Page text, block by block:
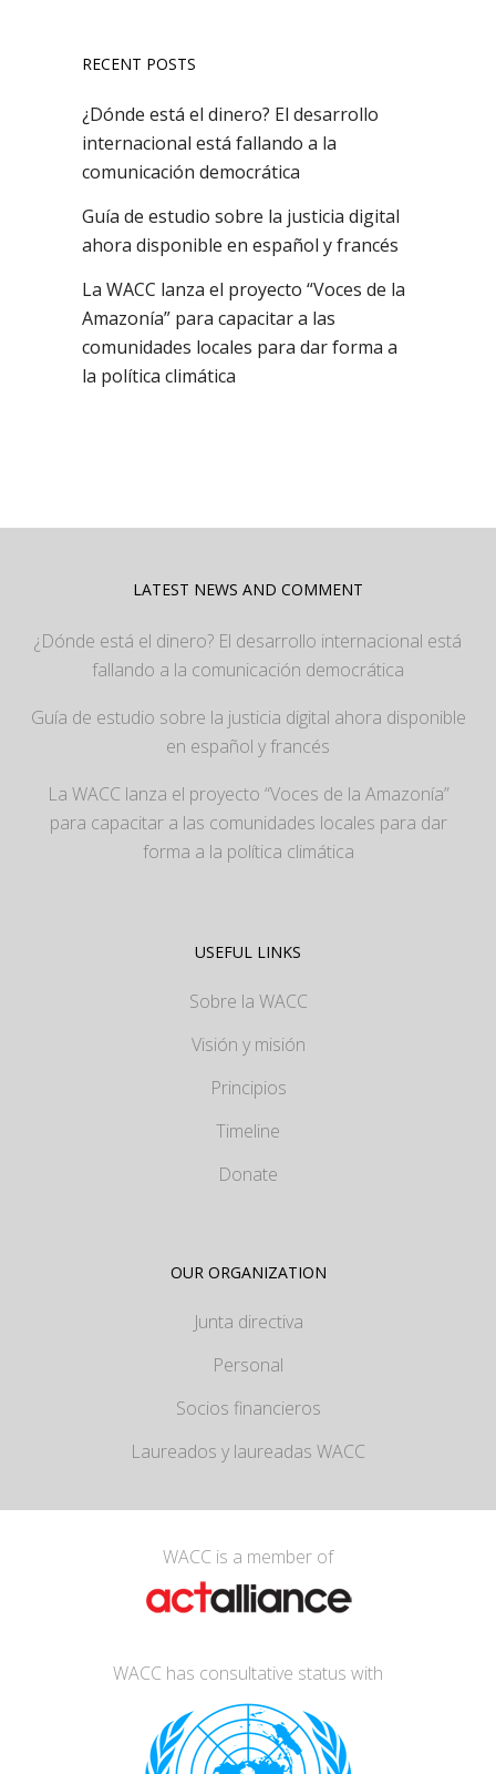
RECENT POSTS
¿Dónde está el dinero? El desarrollo
internacional está fallando a la
comunicación democrática
Guía de estudio sobre la justicia digital
ahora disponible en español y francés
La WACC lanza el proyecto “Voces de la
Amazonía” para capacitar a las
comunidades locales para dar forma a
la política climática
LATEST NEWS AND COMMENT
¿Dónde está el dinero? El desarrollo internacional está
fallando a la comunicación democrática
Guía de estudio sobre la justicia digital ahora disponible
en español y francés
La WACC lanza el proyecto “Voces de la Amazonía”
para capacitar a las comunidades locales para dar
forma a la política climática
USEFUL LINKS
Sobre la WACC
Visión y misión
Principios
Timeline
Donate
OUR ORGANIZATION
Junta directiva
Personal
Socios financieros
Laureados y laureadas WACC
WACC is a member of
WACC has consultative status with